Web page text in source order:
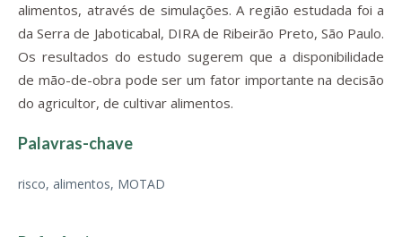
alimentos, através de simulações. A região estudada foi a
da Serra de Jaboticabal, DIRA de Ribeirão Preto, São Paulo.
Os resultados do estudo sugerem que a disponibilidade
de mão-de-obra pode ser um fator importante na decisão
do agricultor, de cultivar alimentos.
Palavras-chave
risco, alimentos, MOTAD